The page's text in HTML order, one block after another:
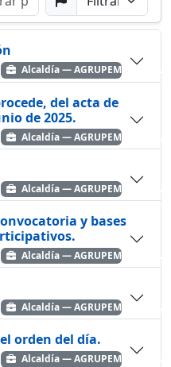
Punto Buscar por Partido
Alcaldía — AGRUPEMOS
del acta de
de 2025.
Alcaldía — AGRUPEMOS
Alcaldía — AGRUPEMOS
y bases
Alcaldía — AGRUPEMOS
Alcaldía — AGRUPEMOS
orden del día.
Alcaldía — AGRUPEMOS